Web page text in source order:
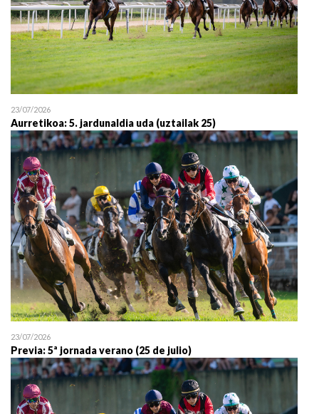
23/07/2026
Aurretikoa: 5. jardunaldia uda (uztailak 25)
23/07/2026
Previa: 5ª jornada verano (25 de julio)